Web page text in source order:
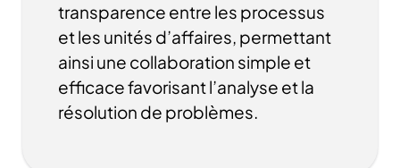
transparence entre les processus
et les unités d’affaires, permettant
ainsi une collaboration simple et
efficace favorisant l’analyse et la
résolution de problèmes.